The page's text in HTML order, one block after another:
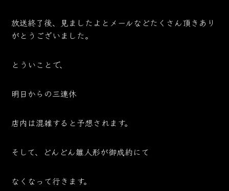
放送終了後、見ましたよとメールなどたくさん頂きあり
がとうございました。
とういことで、
明日からの三連休
店内は混雑すると予想されます。
そして、どんどん雛人形が御成約にて
なくなって行きます。